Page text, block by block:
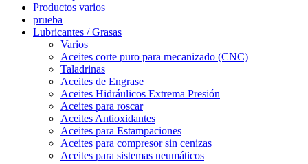
Productos varios
prueba
Lubricantes / Grasas
Varios
Aceites corte puro para mecanizado (CNC)
Taladrinas
Aceites de Engrase
Aceites Hidráulicos Extrema Presión
Aceites para roscar
Aceites Antioxidantes
Aceites para Estampaciones
Aceites para compresor sin cenizas
Aceites para sistemas neumáticos